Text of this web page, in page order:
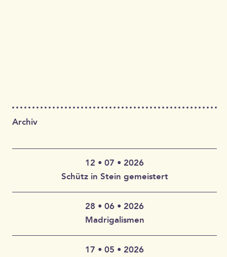
Archiv
Schütz in Stein gemeistert
12 • 07 • 2026
Claudia Wahlbuhl – Violine, Bratsche, Gambe, Gesang |
Thomas Wahlbuhl – Akkordeon, Gesang | Jan Geisler –
Klarinette, Saxophon, Gesang | Holger Vandrich –
Gitarre, Gesang | Stefan Garthoff – Gesang, Melodica |
Madrigalismen
28 • 06 • 2026
17 • 05 • 2026